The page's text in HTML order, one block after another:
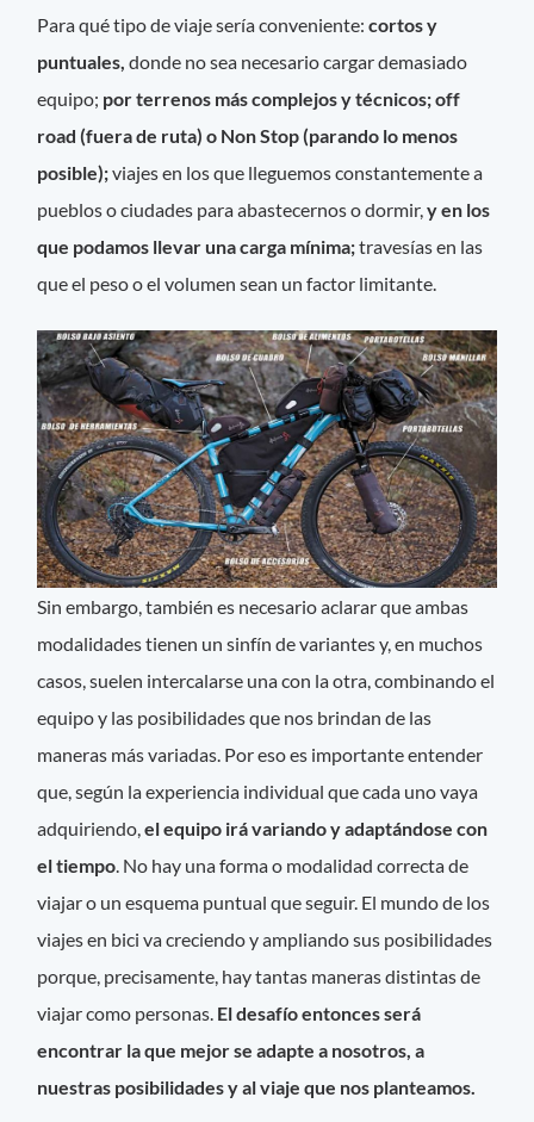
Para qué tipo de viaje sería conveniente:cortos y
puntuales, donde no sea necesario cargar demasiado
equipo; por terrenos más complejos y técnicos; off
road (fuera de ruta) o Non Stop (parando lo menos
posible);viajes en los que lleguemos constantemente a
pueblos o ciudades para abastecernos o dormir,y en los
que podamos llevar una carga mínima;travesías en las
que el peso o el volumen sean un factor limitante.
Sin embargo, también es necesario aclarar que ambas
modalidades tienen un sinfín de variantes y, en muchos
casos, suelen intercalarse una con la otra, combinando el
equipo y las posibilidades que nos brindan de las
maneras más variadas. Por eso es importante entender
que, según la experiencia individual que cada uno vaya
adquiriendo,el equipo irá variando y adaptándose con
el tiempo. No hay una forma o modalidad correcta de
viajar o un esquema puntual que seguir. El mundo de los
viajes en bici va creciendo y ampliando sus posibilidades
porque, precisamente, hay tantas maneras distintas de
viajar como personas. El desafío entonces será
encontrar la que mejor se adapte a nosotros, a
nuestras posibilidades y al viaje que nos planteamos.